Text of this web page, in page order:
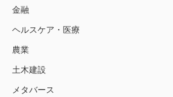
金融
ヘルスケア・医療
農業
土木建設
メタバース